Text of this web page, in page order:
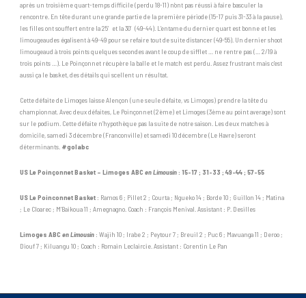
après un troisième quart-temps difficile (perdu 18-11) n’ont pas réussi à faire basculer la
rencontre. En tête durant une grande partie de la première période (15-17 puis 31-33 à la pause),
les filles ont souffert entre la 25′ et la 30′ (49-44). L’entame du dernier quart est bonne et les
limougeaudes égalisent à 49-49 pour se refaire tout de suite distancer (49-55). Un dernier shoot
limougeaud à trois points quelques secondes avant le coup de sifflet … ne rentre pas (… 2/19 à
trois points …). Le Poinçonnet récupère la balle et le match est perdu. Assez frustrant mais c’est
aussi ça le basket, des détails qui scellent un résultat.
Cette défaite de Limoges laisse Alençon (une seule défaite, vs Limoges) prendre la tête du
championnat. Avec deux défaites, Le Poinçonnet (2ème) et Limoges (3ème au point average) sont
sur le podium. Cette défaite n’hypothèque pas la suite de notre saison. Les deux matches à
domicile, samedi 3 décembre (Franconville) et samedi 10 décembre (Le Havre) seront
déterminants. #golabc
US Le Poinçonnet Basket – Limoges ABC en Limousin : 15-17 ; 31-33 ; 49-44 ; 57-55
US Le PoinconnetBasket : Ramos 6 ; Pillet 2 ; Courta ; Ngueko 14 ; Borde 10 ; Guillon 14 ; Matina
; Le Cloarec ; M’Baikoua 11 ; Amegnagno. Coach : François Menival. Assistant : P. Desilles
Limoges ABC en Limousin : Wajih 10 ; Irabe 2 ; Peytour 7 ; Breuil 2 ; Puc 6 ; Mavuanga 11 ; Deroo ;
Diouf 7 ; Kiluangu 10 ; Coach : Romain Leclaircie. Assistant : Corentin Le Pan